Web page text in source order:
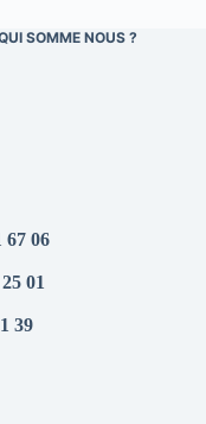
SOMME NOUS ?
67 06
01
39